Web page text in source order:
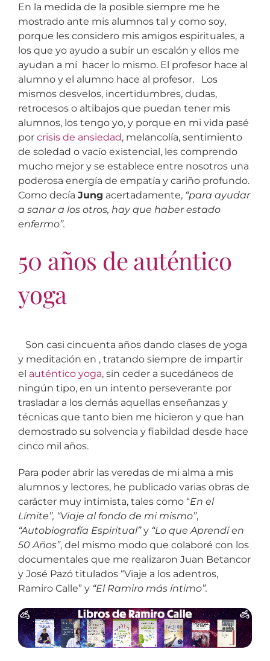
En la medida de la posible siempre me he
mostrado ante mis alumnos tal y como soy,
porque les considero mis amigos espirituales, a
los que yo ayudo a subir un escalón y ellos me
ayudan a mí hacer lo mismo. El profesor hace al
alumno y el alumno hace al profesor. Los
mismos desvelos, incertidumbres, dudas,
retrocesos o altibajos que puedan tener mis
alumnos, los tengo yo, y porque en mi vida pasé
por crisis de ansiedad, melancolía, sentimiento
de soledad o vacío existencial, les comprendo
mucho mejor y se establece entre nosotros una
poderosa energía de empatía y cariño profundo.
Como decía Jung acertadamente, “para ayudar
a sanar a los otros, hay que haber estado
enfermo”.
50 años de auténtico
yoga
Son casi cincuenta años dando clases de yoga
y meditación en , tratando siempre de impartir
el auténtico yoga, sin ceder a sucedáneos de
ningún tipo, en un intento perseverante por
trasladar a los demás aquellas enseñanzas y
técnicas que tanto bien me hicieron y que han
demostrado su solvencia y fiabildad desde hace
cinco mil años.
Para poder abrir las veredas de mi alma a mis
alumnos y lectores, he publicado varias obras de
carácter muy intimista, tales como “En el
Límite”, “Viaje al fondo de mi mismo”,
“Autobiografía Espiritual”y “Lo que Aprendí en
50 Años”, del mismo modo que colaboré con los
documentales que me realizaron Juan Betancor
y José Pazó titulados “Viaje a los adentros,
Ramiro Calle” y “El Ramiro más íntimo”.